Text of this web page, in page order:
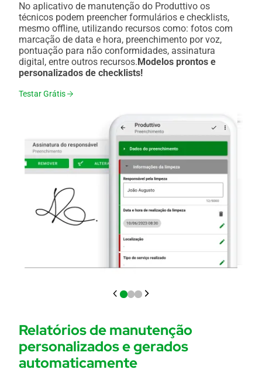
No aplicativo de manutenção do Produttivo os
técnicos podem preencher formulários e checklists,
mesmo offline, utilizando recursos como: fotos com
marcação de data e hora, preenchimento por voz,
pontuação para não conformidades, assinatura
digital, entre outros recursos. Modelos prontos e
personalizados de checklists!
Testar Grátis
Relatórios de manutenção
personalizados e gerados
automaticamente